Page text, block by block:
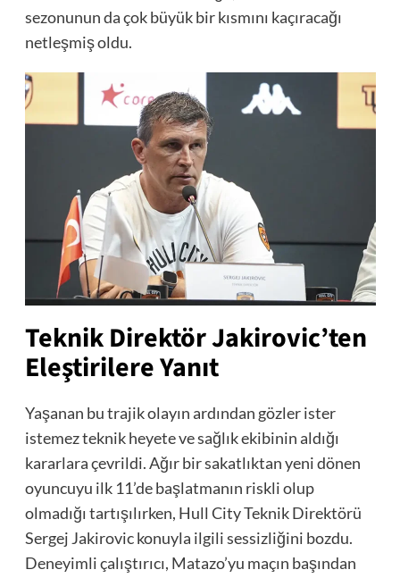
sezonunun da çok büyük bir kısmını kaçıracağı
netleşmiş oldu.
Teknik Direktör Jakirovic’ten
Eleştirilere Yanıt
Yaşanan bu trajik olayın ardından gözler ister
istemez teknik heyete ve sağlık ekibinin aldığı
kararlara çevrildi. Ağır bir sakatlıktan yeni dönen
oyuncuyu ilk 11’de başlatmanın riskli olup
olmadığı tartışılırken, Hull City Teknik Direktörü
Sergej Jakirovic konuyla ilgili sessizliğini bozdu.
Deneyimli çalıştırıcı, Matazo’yu maçın başından